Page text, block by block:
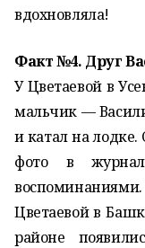
вдохновляла!
Факт №4. Друг
У Цветаевой в
мальчик —
и катал на лодке.
фото в
воспоминаниями.
Цветаевой в
районе